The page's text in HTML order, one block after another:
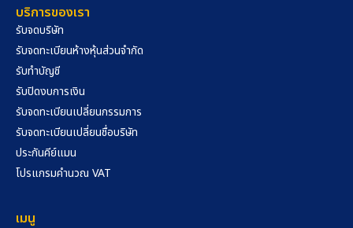
บริการของเรา
รับจดบริษัท
รับจดทะเบียนห้างหุ้นส่วนจำกัด
รับทำบัญชี
รับปิดงบการเงิน
รับจดทะเบียนเปลี่ยนกรรมการ
รับจดทะเบียนเปลี่ยนชื่อบริษัท
ประกันคีย์แมน
โปรแกรมคำนวณ VAT
เมนู